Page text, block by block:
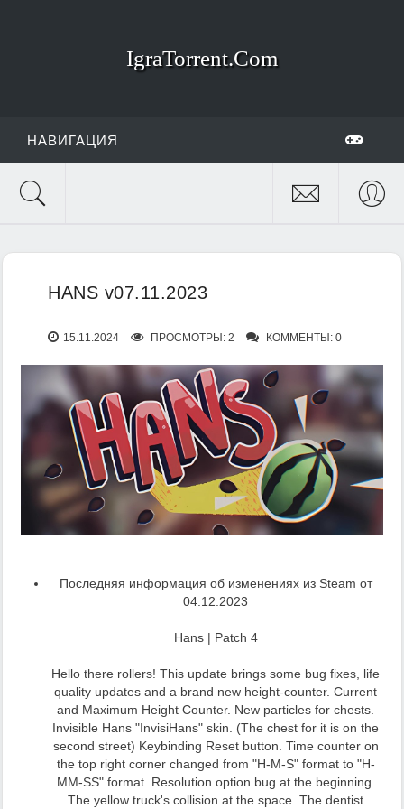
IgraTorrent.Com
НАВИГАЦИЯ
HANS v07.11.2023
15.11.2024 ПРОСМОТРЫ: 2 КОММЕНТЫ: 0
Последняя информация об изменениях из Steam от
04.12.2023
Hans | Patch 4
Hello there rollers! This update brings some bug fixes, life
quality updates and a brand new height-counter. Current
and Maximum Height Counter. New particles for chests.
Invisible Hans "InvisiHans" skin. (The chest for it is on the
second street) Keybinding Reset button. Time counter on
the top right corner changed from "H-M-S" format to "H-
MM-SS" format. Resolution option bug at the beginning.
The yellow truck's collision at the space. The dentist